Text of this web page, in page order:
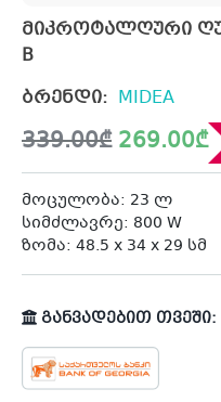
მიკროტალღური
B
ბრენდი: MIDEA
339.00₾
Original
was:
339.00₾.
269.00₾
Current
is:
269.00₾.
მოცულობა: 23 ლ
სიმძლავრე: 800 W
ზომა: 48.5 x 34 x 29 სმ
განვადებით თვეში: